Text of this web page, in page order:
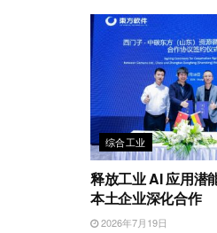
综合工业
释放工业 AI 应用潜
本土企业深化合作
2026年7月19日